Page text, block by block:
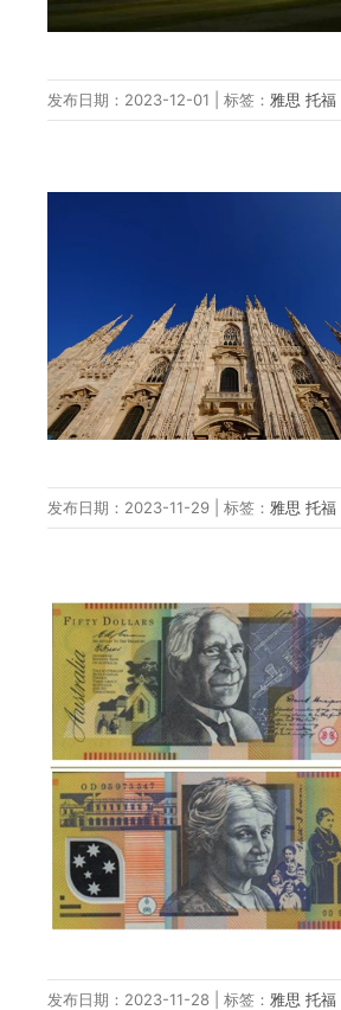
发布日期：2023-12-01 | 标签： 雅思托福
发布日期：2023-11-29 | 标签： 雅思托福
发布日期：2023-11-28 | 标签： 雅思托福